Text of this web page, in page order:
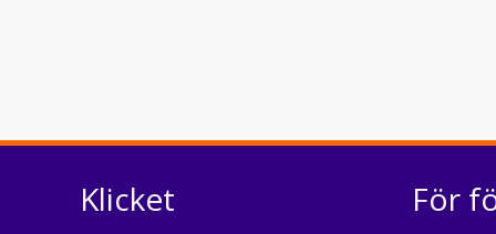
Klicket För